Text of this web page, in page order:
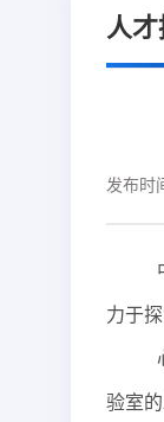
人
发布时
力于
验室